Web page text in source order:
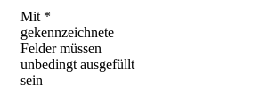
Mit *
gekennzeichnete
Felder müssen
unbedingt ausgefüllt
sein